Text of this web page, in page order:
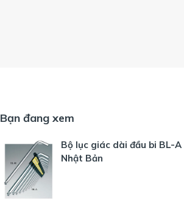
Bạn đang xem
Bộ lục giác dài đầu bi BL-
Nhật Bản